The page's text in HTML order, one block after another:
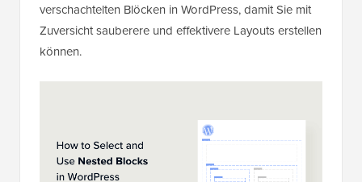
verschachtelten Blöcken in WordPress, damit Sie mit
Zuversicht sauberere und effektivere Layouts erstellen
können.